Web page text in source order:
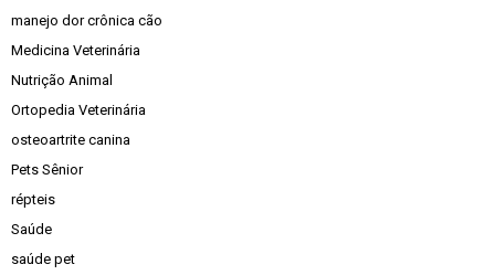
manejo dor crônica cão
Medicina Veterinária
Nutrição Animal
Ortopedia Veterinária
osteoartrite canina
Pets Sênior
répteis
Saúde
saúde pet